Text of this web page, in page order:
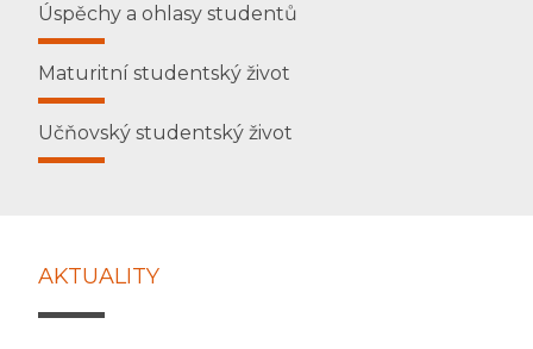
Úspěchy a ohlasy studentů
Maturitní studentský život
Učňovský studentský život
AKTUALITY